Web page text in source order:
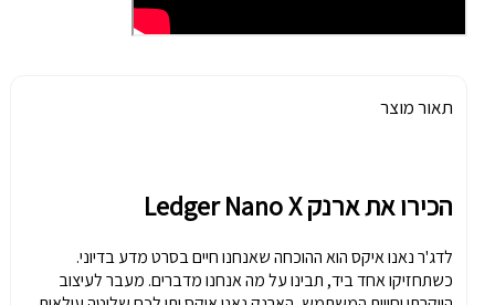
תאור מוצר
הכירו את ארנק Ledger Nano X
לדג'ר נאנו איקס הוא ההוכחה שאנחנו חיים בסרט מדע בדיוני.
כשתחזיקו אחד ביד, תבינו על מה אנחנו מדברים. מעבר לעיצוב